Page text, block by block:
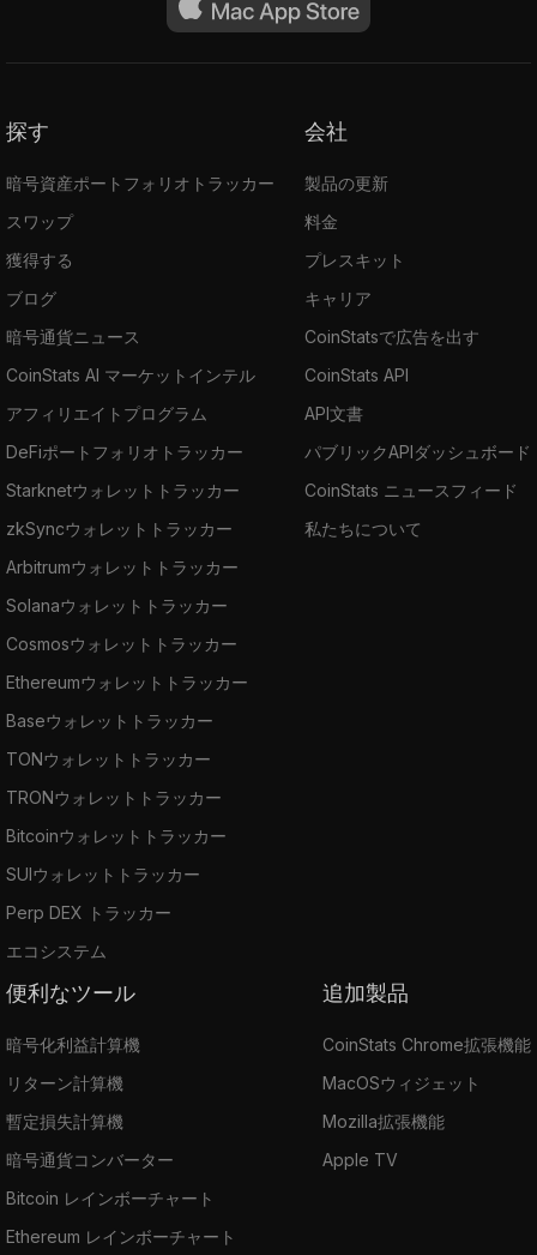
探す
暗号資産ポートフォリオトラッカー
スワップ
獲得する
ブログ
暗号通貨ニュース
CoinStats AI マーケットインテル
アフィリエイトプログラム
DeFiポートフォリオトラッカー
Starknetウォレットトラッカー
zkSyncウォレットトラッカー
Arbitrumウォレットトラッカー
Solanaウォレットトラッカー
Cosmosウォレットトラッカー
Ethereumウォレットトラッカー
Baseウォレットトラッカー
TONウォレットトラッカー
TRONウォレットトラッカー
Bitcoinウォレットトラッカー
SUIウォレットトラッカー
Perp DEX トラッカー
エコシステム
会社
製品の更新
料金
プレスキット
キャリア
CoinStatsで広告を出す
CoinStats API
API文書
パブリックAPIダッシュボード
CoinStats ニュースフィード
私たちについて
便利なツール
暗号化利益計算機
リターン計算機
暫定損失計算機
暗号通貨コンバーター
Bitcoin レインボーチャート
Ethereum レインボーチャート
追加製品
CoinStats Chrome拡張機能
MacOSウィジェット
Mozilla拡張機能
Apple TV